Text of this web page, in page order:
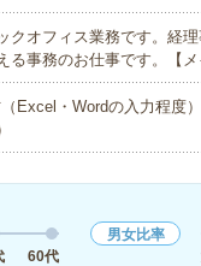
オフィス業務です。経
る事務のお仕事です。【
Excel・Wordの入力程度
60代
男女比率